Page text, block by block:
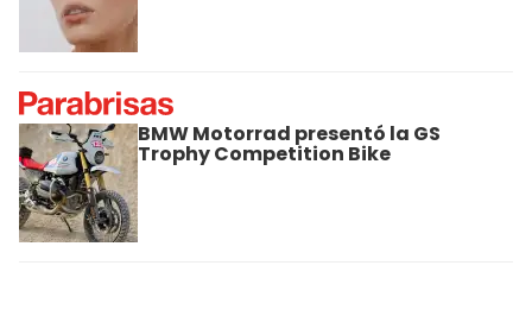
BMW Motorrad presentó la GS
Trophy Competition Bike